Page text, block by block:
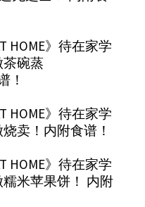
HOME》待在家学
茶碗蒸
！
HOME》待在家学
卖！内附食谱！
HOME》待在家学
米苹果饼！ 内附